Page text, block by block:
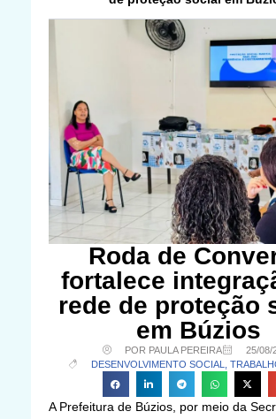
Roda de
fortalece
rede de proteção
em Búzios
POR PAULA PEREIRA
25/08/
DESENVOLVIMENTO SOCIAL,
A Prefeitura de Búzios, por meio da